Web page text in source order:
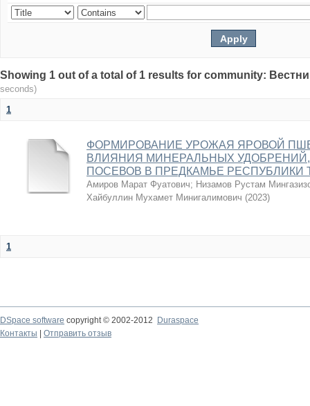
Showing 1 out of a total of 1 results for community:
seconds)
1
ФОРМИРОВАНИЕ УРОЖАЯ ЯРОВОЙ
ВЛИЯНИЯ МИНЕРАЛЬНЫХ
ПОСЕВОВ В ПРЕДКАМЬЕ РЕСПУБЛИКИ
Амиров Марат Фуатович; Низамов Рустам
Хайбуллин Мухамет Минигалимович (2023)
1
DSpace software copyright © 2002-2012
Duraspace
Контакты
Отправить отзыв